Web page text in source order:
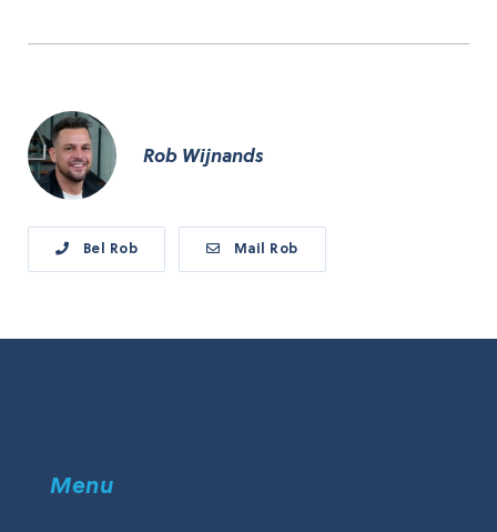
Rob Wijnands
Bel Rob Mail Rob
Menu